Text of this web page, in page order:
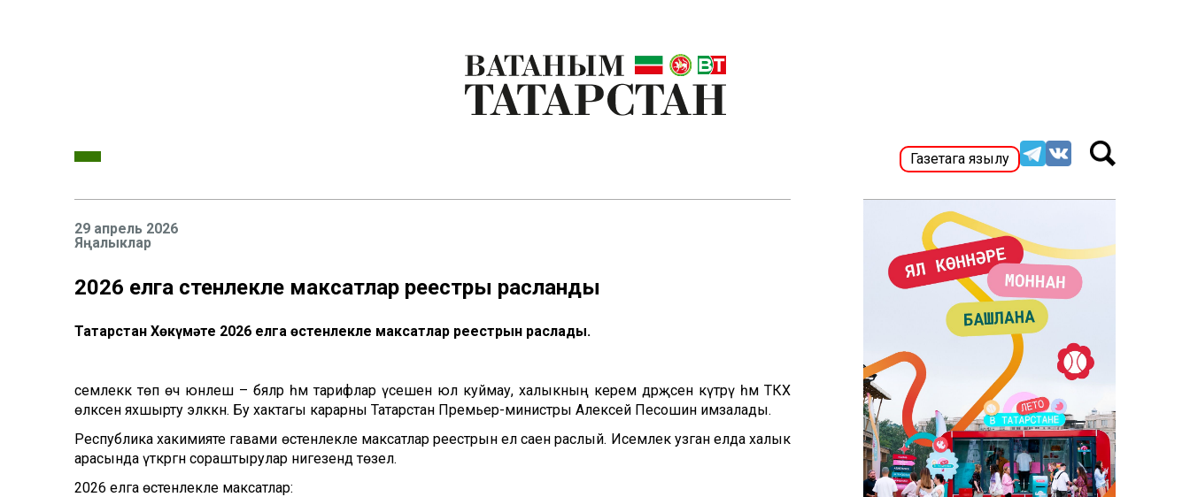
Газетага язылу
29 апрель 2026
Яңалыклар
2026 елга өстенлекле максатлар реестры расланды
Татарстан Хөкүмәте 2026 елга өстенлекле максатлар реестрын раслады.
семлеккә төп өч юнәлеш – бәяләр һәм тарифлар үсешенә юл куймау, халыкның керем дәрәҗәсен күтәрү һәм ТКХ
өлкәсен яхшырту эләккән. Бу хактагы карарны Татарстан Премьер-министры Алексей Песошин имзалады.
Республика хакимияте гавами өстенлекле максатлар реестрын ел саен раслый. Исемлек узган елда халык
арасында үткәргән сораштырулар нигезендә төзелә.
2026 елга өстенлекле максатлар: